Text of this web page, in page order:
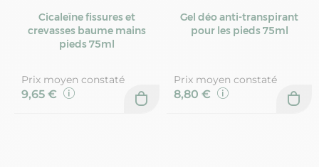
Cicaleïne fissures et
crevasses baume mains
pieds 75ml
Prix moyen constaté
9,65 €
Gel déo anti-transpirant
pour les pieds 75ml
Prix moyen constaté
8,80 €